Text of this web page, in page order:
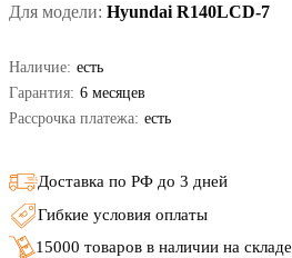
Для модели: Hyundai R140LCD-7
Наличие: есть
Гарантия: 6 месяцев
Рассрочка платежа: есть
Доставка по РФ до 3 дней
Гибкие условия оплаты
15000 товаров в наличии на складе